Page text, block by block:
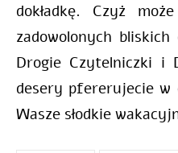
dokładkę. Czyż
zadowolonych bliskich
Drogie Czytelniczki i
desery pfererujecie w
Wasze słodkie